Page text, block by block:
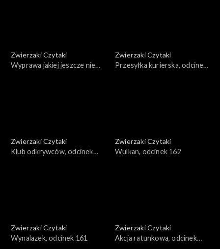
Zwierzaki Czytaki
Wyprawa jakiej jeszcze nie
Zwierzaki Czytaki
Przesyłka kurierska, odcinek
Zwierzaki Czytaki
Klub odkrywców, odcinek
Zwierzaki Czytaki
Wulkan, odcinek 162
Zwierzaki Czytaki
Wynalazek, odcinek 161
Zwierzaki Czytaki
Akcja ratunkowa, odcinek